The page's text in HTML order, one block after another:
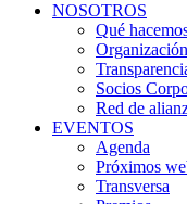
NOSOTROS
Qué
Organización
Socios
Red de
EVENTOS
Agenda
Próximos
Transversa